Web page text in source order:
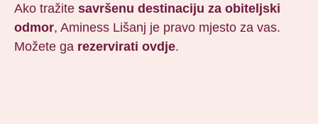
Ako tražite savršenu destinaciju za obiteljski
odmor, Aminess Lišanj je pravo mjesto za vas.
Možete ga rezervirati ovdje.